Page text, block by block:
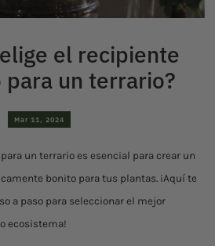
el recipiente
para un terrario?
Mar 11, 2024
un terrario es esencial para crear un
bonito para tus plantas. ¡Aquí te
a paso para seleccionar el mejor
ecosistema!